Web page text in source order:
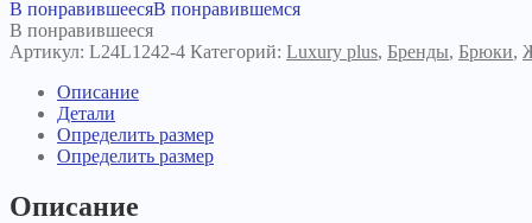
Рикки
серые
В понравившеесяВ понравившемся
В понравившееся
Артикул: L24L1242-4 Категорий: Luxury plus, Бренды, Брюки,
Описание
Детали
Определить размер
Определить размер
Описание